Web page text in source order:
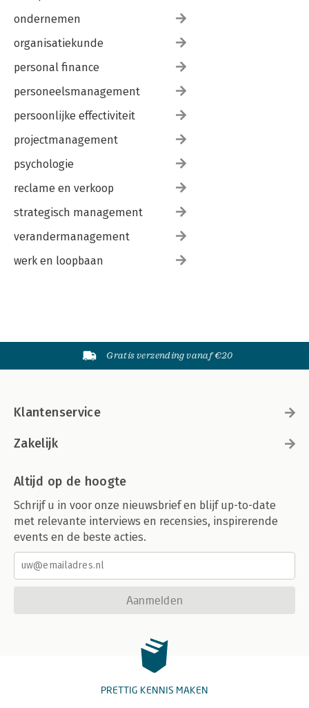
ondernemen
organisatiekunde
personal finance
personeelsmanagement
persoonlijke effectiviteit
projectmanagement
psychologie
reclame en verkoop
strategisch management
verandermanagement
werk en loopbaan
Gratis verzending vanaf €20
Klantenservice
Zakelijk
Altijd op de hoogte
Schrijf u in voor onze nieuwsbrief en blijf up-to-date
met relevante interviews en recensies, inspirerende
events en de beste acties.
Aanmelden
PRETTIG KENNIS MAKEN